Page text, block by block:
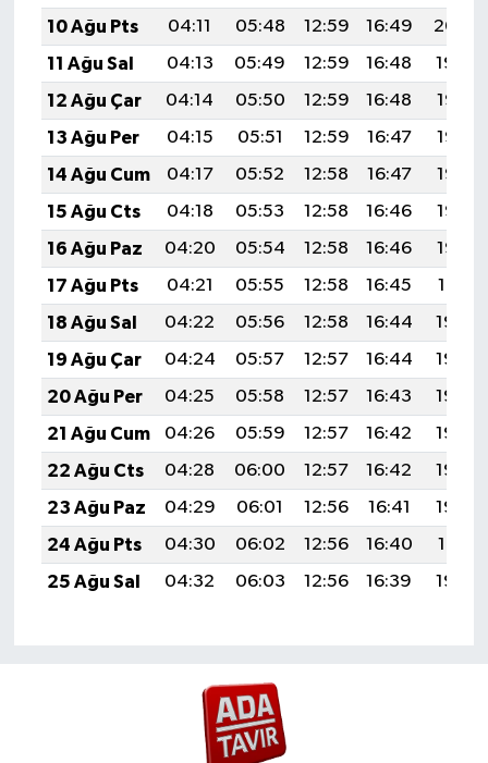
10 Ağu Pts
04:11 05:48 12:59 16:49
20:00
11 Ağu Sal
04:13 05:49 12:59 16:48
19:59
12 Ağu Çar
04:14 05:50 12:59 16:48
19:57
13 Ağu Per
04:15 05:51 12:59 16:47
19:56
14 Ağu Cum
04:17 05:52 12:58 16:47
19:55
15 Ağu Cts
04:18 05:53 12:58 16:46
19:53
16 Ağu Paz
04:20 05:54 12:58 16:46
19:52
17 Ağu Pts
04:21 05:55 12:58 16:45
19:51
18 Ağu Sal
04:22 05:56 12:58 16:44
19:49
19 Ağu Çar
04:24 05:57 12:57 16:44
19:48
20 Ağu Per
04:25 05:58 12:57 16:43
19:46
21 Ağu Cum
04:26 05:59 12:57 16:42
19:45
22 Ağu Cts
04:28 06:00 12:57 16:42
19:44
23 Ağu Paz
04:29 06:01 12:56 16:41
19:42
24 Ağu Pts
04:30 06:02 12:56 16:40
19:41
25 Ağu Sal
04:32 06:03 12:56 16:39 19:39